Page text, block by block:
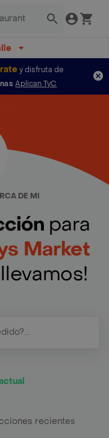
y disfruta de
Aplican TyC
DE MI
para
Market
recientes